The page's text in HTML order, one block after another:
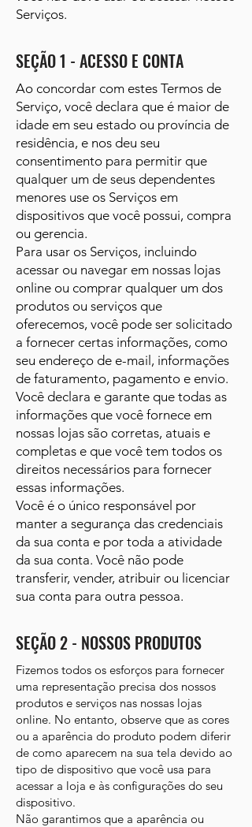
Serviços.
SEÇÃO 1 - ACESSO E CONTA
Ao concordar com estes Termos de
Serviço, você declara que é maior de
idade em seu estado ou província de
residência, e nos deu seu
consentimento para permitir que
qualquer um de seus dependentes
menores use os Serviços em
dispositivos que você possui, compra
ou gerencia.
Para usar os Serviços, incluindo
acessar ou navegar em nossas lojas
online ou comprar qualquer um dos
produtos ou serviços que
oferecemos, você pode ser solicitado
a fornecer certas informações, como
seu endereço de e-mail, informações
de faturamento, pagamento e envio.
Você declara e garante que todas as
informações que você fornece em
nossas lojas são corretas, atuais e
completas e que você tem todos os
direitos necessários para fornecer
essas informações.
Você é o único responsável por
manter a segurança das credenciais
da sua conta e por toda a atividade
da sua conta. Você não pode
transferir, vender, atribuir ou licenciar
sua conta para outra pessoa.
SEÇÃO 2 - NOSSOS PRODUTOS
Fizemos todos os esforços para fornecer
uma representação precisa dos nossos
produtos e serviços nas nossas lojas
online. No entanto, observe que as cores
ou a aparência do produto podem diferir
de como aparecem na sua tela devido ao
tipo de dispositivo que você usa para
acessar a loja e às configurações do seu
dispositivo.
Não garantimos que a aparência ou